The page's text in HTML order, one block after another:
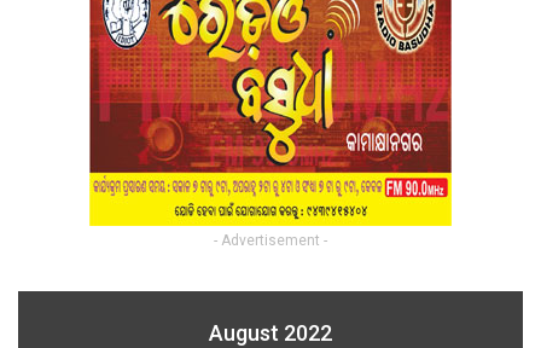
- Advertisement -
August 2022